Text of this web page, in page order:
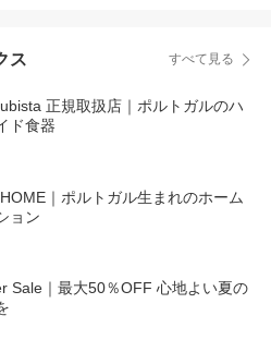
ス すべて見る
正規取扱店｜ポルトガルのハ
ド食器
｜ポルトガル生まれのホーム
ョン
Sale｜最大50％OFF 心地よい夏の